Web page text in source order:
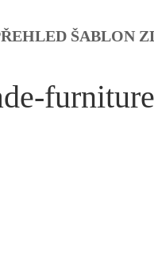
ŠABLON